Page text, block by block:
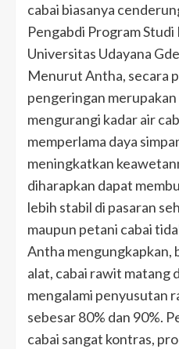
cabai biasanya
Pengabdi Program
Universitas Udayana
Menurut Antha, secara
pengeringan
mengurangi kadar air
memperlama daya
meningkatkan
diharapkan dapat
lebih stabil di pasaran
maupun petani cabai
Antha mengungkapkan,
alat, cabai rawit matang
mengalami penyusutan
sebesar 80% dan 90%.
cabai sangat kontras,